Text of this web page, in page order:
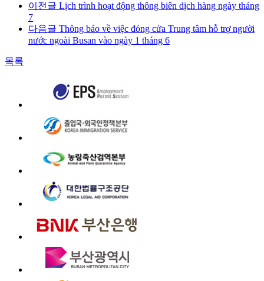
이전글 Lịch trình hoạt động thông biên dịch hàng ngày tháng
7
다음글 Thông báo về việc đóng cửa Trung tâm hỗ trợ người
nước ngoài Busan vào ngày 1 tháng 6
목록